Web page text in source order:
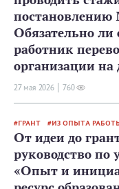
Обязательно ли
работник
организации на
27 мая 2026 760
ГРАНТ ИЗ ОПЫТА
От идеи до
руководство по
«Опыт и